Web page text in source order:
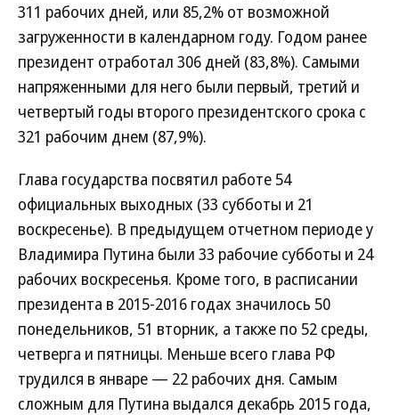
311 рабочих дней, или 85,2% от возможной
загруженности в календарном году. Годом ранее
президент отработал 306 дней (83,8%). Самыми
напряженными для него были первый, третий и
четвертый годы второго президентского срока с
321 рабочим днем (87,9%).
Глава государства посвятил работе 54
официальных выходных (33 субботы и 21
воскресенье). В предыдущем отчетном периоде у
Владимира Путина были 33 рабочие субботы и 24
рабочих воскресенья. Кроме того, в расписании
президента в 2015-2016 годах значилось 50
понедельников, 51 вторник, а также по 52 среды,
четверга и пятницы. Меньше всего глава РФ
трудился в январе — 22 рабочих дня. Самым
сложным для Путина выдался декабрь 2015 года,